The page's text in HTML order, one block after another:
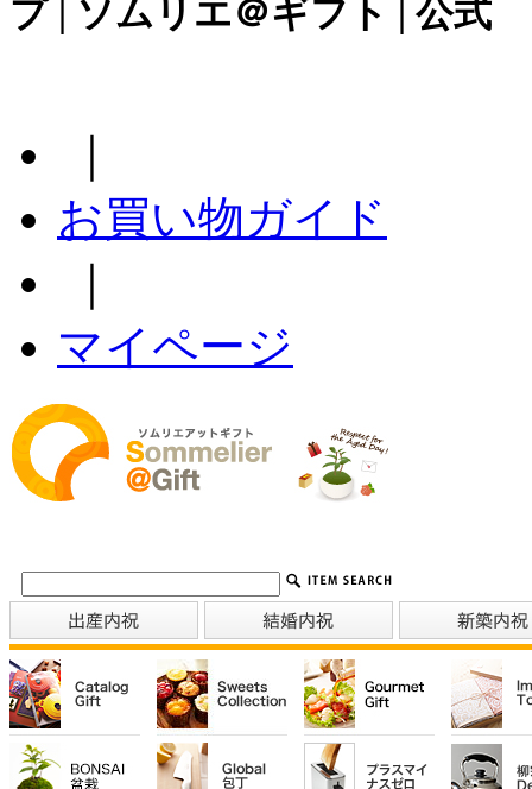
プ | ソムリエ＠ギフト | 公式
お買い物ガイド
マイページ